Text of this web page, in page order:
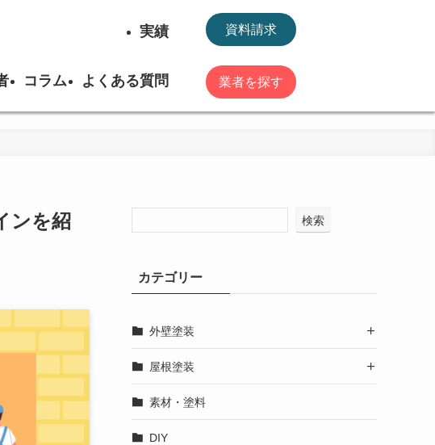
実績
コラム よくある質問
資料請求
業者を探す
ンを紹
検索
カテゴリー
外壁塗装 
屋根塗装 
素材・塗料
DIY